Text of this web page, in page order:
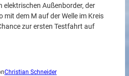
elektrischen Außenborder, der
dem M auf der Welle im Kreis
zur ersten Testfahrt auf
Christian Schneider